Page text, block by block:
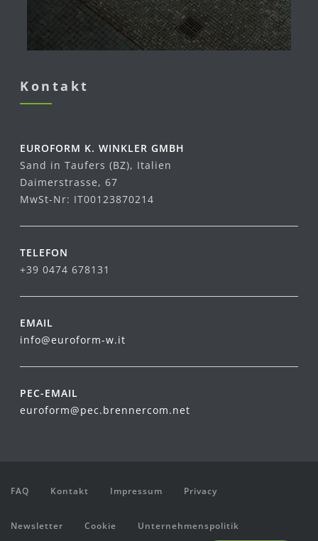
Kontakt
EUROFORM K. WINKLER GMBH
Sand in Taufers (BZ), Italien
Daimerstrasse, 67
MwSt-Nr: IT00123870214
TELEFON
+39 0474 678131
EMAIL
info@euroform-w.it
PEC-EMAIL
euroform@pec.brennercom.net
FAQ Kontakt Impressum Privacy
Newsletter Cookie Unternehmenspolitik